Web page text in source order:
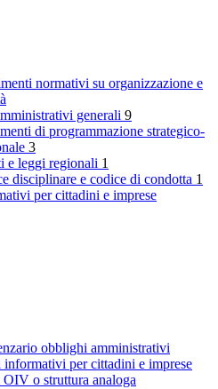
normativi su organizzazione e
generali 9
di programmazione strategico-
3
e leggi regionali 1
disciplinare e codice di condotta 1
per cittadini e imprese
obblighi amministrativi
informativi per cittadini e imprese
o struttura analoga